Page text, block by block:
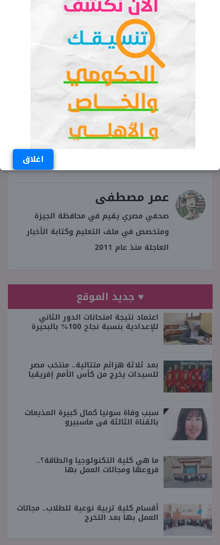
اغلاق
الكلمات المفتاحية
حجب لعبة روبلوكس
المجلس الأعلى لتنظيم الإعلام
الجهاز القومي لتنظيم الاتصالات
مجلس الشيوخ المصري
عمر مصطفى
صحفي مصري يقيم في محافظة الجيزة
ومتخصص في ملف التعليم وكتابة الأخبار
العاجلة منذ عام 2011
♥ جديد الموقع
اعتماد نتيجة امتحانات الدور الثاني
للإعدادية بنسبة نجاح 100% بالبحيرة
بعد ثلاثة هزائم متتالية.. منتخب مصر
للسيدات يخرج من كأس الأمم إفريقيا
سبب وفاة سونيا كمال كبيرة المذيعات
بالقناة الثالثة فى ماسبيرو
ما هي كلية التكنولوجيا والطاقة؟..
فروعها ومجالات العمل بها
أقسام كلية تربية نوعية للطلاب.. مجالات
العمل بها بعد التخرج